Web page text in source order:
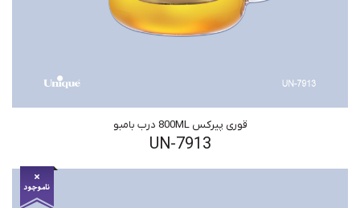
قوری پیرکس 800ML درب بامبو
UN-7913